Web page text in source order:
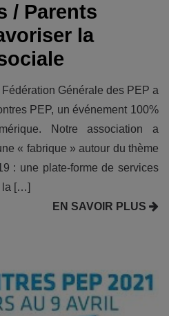
/ Parents
la
Fédération Générale des PEP a
PEP, un événement 100%
Notre association a
« fabrique » autour du thème
: une plate-forme de services
la […]
EN SAVOIR PLUS